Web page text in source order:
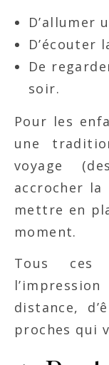
D’allumer
D’écouter
De
soir.
Pour les
une
voyage
accrocher
mettre en
moment.
Tous ces
distance,
proches qui